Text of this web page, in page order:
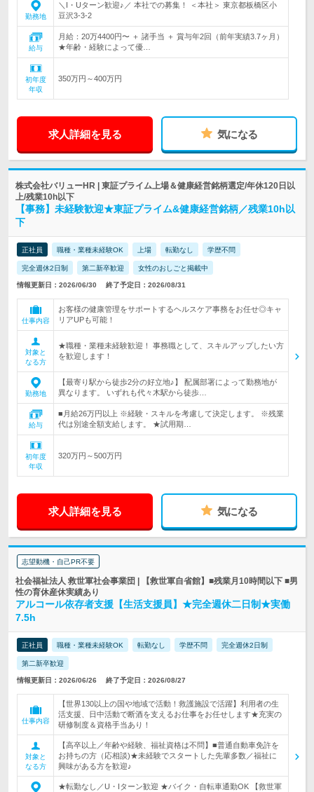
勤務地
＼I・Uターン歓迎♪／ 本社での募集！ ＜本社＞ 東京都板橋区小
豆沢3-3-2
給与
月給：20万4400円〜 ＋ 諸手当 ＋ 賞与年2回（前年実績3.7ヶ月）
★年齢・経験によって優…
初年度
年収
350万円～400万円
求人詳細を見る 気になる
株式会社バリューHR | 東証プライム上場＆健康経営銘柄選定/年休120日以
上/残業10h以下
【事務】未経験歓迎★東証プライム&健康経営銘柄／残業10h以
下
正社員 職種・業種未経験OK 上場 転勤なし 学歴不問
完全週休2日制 第二新卒歓迎 女性のおしごと掲載中
情報更新日：2026/06/30 終了予定日：2026/08/31
仕事内容
お客様の健康管理をサポートするヘルスケア事務をお任せ◎キャ
リアUPも可能！
対象と
なる方
★職種・業種未経験歓迎！ 事務職として、スキルアップしたい方
を歓迎します！
勤務地
【最寄り駅から徒歩2分の好立地♪】 配属部署によって勤務地が
異なります。 いずれも代々木駅から徒歩…
給与
■月給26万円以上 ※経験・スキルを考慮して決定します。 ※残業
代は別途全額支給します。 ★試用期…
初年度
年収
320万円～500万円
求人詳細を見る 気になる
志望動機・自己PR不要
社会福祉法人 救世軍社会事業団 | 【救世軍自省館】■残業月10時間以下 ■男
性の育休産休実績あり
アルコール依存者支援【生活支援員】★完全週休二日制★実働
7.5h
正社員 職種・業種未経験OK 転勤なし 学歴不問 完全週休2日制
第二新卒歓迎
情報更新日：2026/06/26 終了予定日：2026/08/27
仕事内容
【世界130以上の国や地域で活動！救護施設で活躍】利用者の生
活支援、日中活動で断酒を支えるお仕事をお任せします★充実の
研修制度＆資格手当あり！
対象と
なる方
【高卒以上／年齢や経験、福祉資格は不問】■普通自動車免許を
お持ちの方（応相談)★未経験でスタートした先輩多数／福祉に
興味がある方を歓迎♪
★転勤なし／U・Iターン歓迎 ★バイク・自転車通勤OK 【救世軍